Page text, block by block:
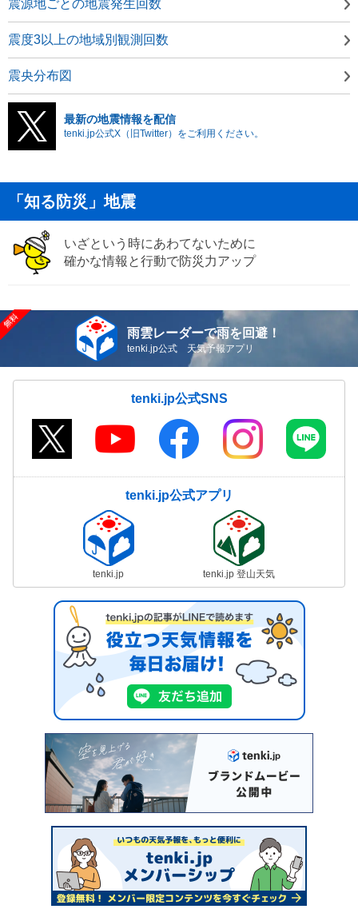
震源地ごとの地震発生回数
震度3以上の地域別観測回数
震央分布図
最新の地震情報を配信
tenki.jp公式X（旧Twitter）をご利用ください。
「知る防災」地震
いざという時にあわてないために
確かな情報と行動で防災力アップ
雨雲レーダーで雨を回避！
tenki.jp公式 天気予報アプリ
tenki.jp公式SNS
tenki.jp公式アプリ
tenki.jp tenki.jp 登山天気